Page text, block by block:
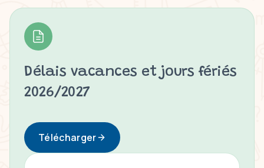
Délais vacances et jours fériés
2026/2027
Télécharger